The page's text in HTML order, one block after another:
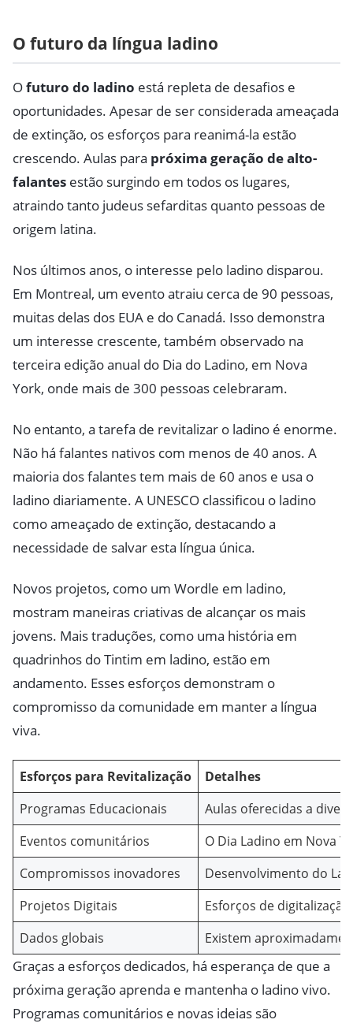
O futuro da língua ladino
Ofuturo do ladino está repleta de desafios e
oportunidades. Apesar de ser considerada ameaçada
de extinção, os esforços para reanimá-la estão
crescendo. Aulas para próxima geração de alto-
falantes estão surgindo em todos os lugares,
atraindo tanto judeus sefarditas quanto pessoas de
origem latina.
Nos últimos anos, o interesse pelo ladino disparou.
Em Montreal, um evento atraiu cerca de 90 pessoas,
muitas delas dos EUA e do Canadá. Isso demonstra
um interesse crescente, também observado na
terceira edição anual do Dia do Ladino, em Nova
York, onde mais de 300 pessoas celebraram.
No entanto, a tarefa de revitalizar o ladino é enorme.
Não há falantes nativos com menos de 40 anos. A
maioria dos falantes tem mais de 60 anos e usa o
ladino diariamente. A UNESCO classificou o ladino
como ameaçado de extinção, destacando a
necessidade de salvar esta língua única.
Novos projetos, como um Wordle em ladino,
mostram maneiras criativas de alcançar os mais
jovens. Mais traduções, como uma história em
quadrinhos do Tintim em ladino, estão em
andamento. Esses esforços demonstram o
compromisso da comunidade em manter a língua
viva.
Esforços para Revitalização
Detalhes
Programas Educacionais
Aulas oferecidas a
Eventos comunitários
O Dia Ladino em Nova
Compromissos inovadores
Desenvolvimento do
Projetos Digitais
Esforços de
Dados globais
Existem
Graças a esforços dedicados, há esperança de que a
próxima geração aprenda e mantenha o ladino vivo.
Programas comunitários e novas ideias são